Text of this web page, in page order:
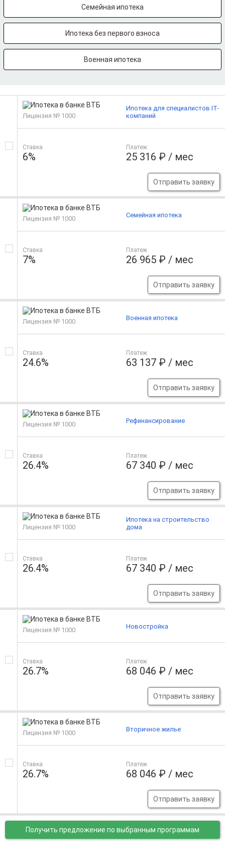
Семейная ипотека
Ипотека без первого взноса
Военная ипотека
Лицензия № 1000
Ставка
6%
Платеж
25 316 ₽ / мес
Отправить заявку
Ипотека для специалистов IT-
компаний
Лицензия № 1000
Ставка
7%
Платеж
26 965 ₽ / мес
Отправить заявку
Семейная ипотека
Лицензия № 1000
Ставка
24.6%
Платеж
63 137 ₽ / мес
Отправить заявку
Военная ипотека
Лицензия № 1000
Ставка
26.4%
Платеж
67 340 ₽ / мес
Отправить заявку
Рефинансирование
Лицензия № 1000
Ставка
26.4%
Платеж
67 340 ₽ / мес
Отправить заявку
Ипотека на строительство
дома
Лицензия № 1000
Ставка
26.7%
Платеж
68 046 ₽ / мес
Отправить заявку
Новостройка
Лицензия № 1000
Ставка
26.7%
Платеж
68 046 ₽ / мес
Отправить заявку
Вторичное жилье
Получить предложение по выбранным программам